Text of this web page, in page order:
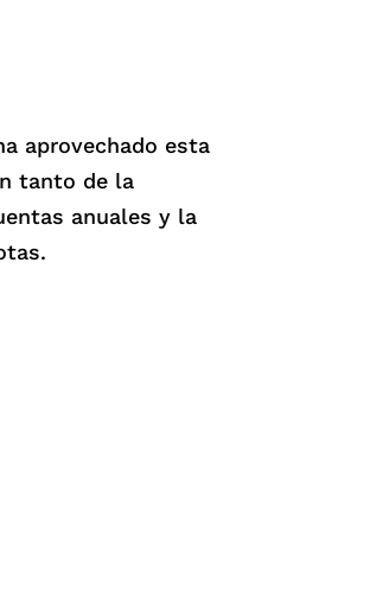
aprovechado esta
tanto de la
anuales y la